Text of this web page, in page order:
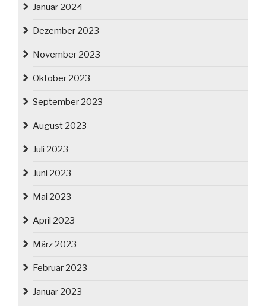
Januar 2024
Dezember 2023
November 2023
Oktober 2023
September 2023
August 2023
Juli 2023
Juni 2023
Mai 2023
April 2023
März 2023
Februar 2023
Januar 2023